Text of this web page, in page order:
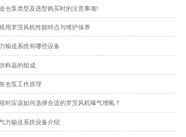
仓泵类型及选型购买时的注意事项!
用罗茨风机性能特点与维护保养
输送系统有哪些设备
料器的组成
仓泵工作原理
时应该如何选择合适的罗茨风机曝气增氧？
力输送系统设备介绍